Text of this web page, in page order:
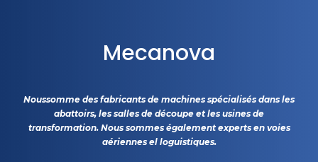
Mecanova
Noussomme des fabricants de machines spécialisés dans les
abattoirs, les salles de découpe et les usines de
transformation. Nous sommes également experts en voies
aériennes el loguistiques.